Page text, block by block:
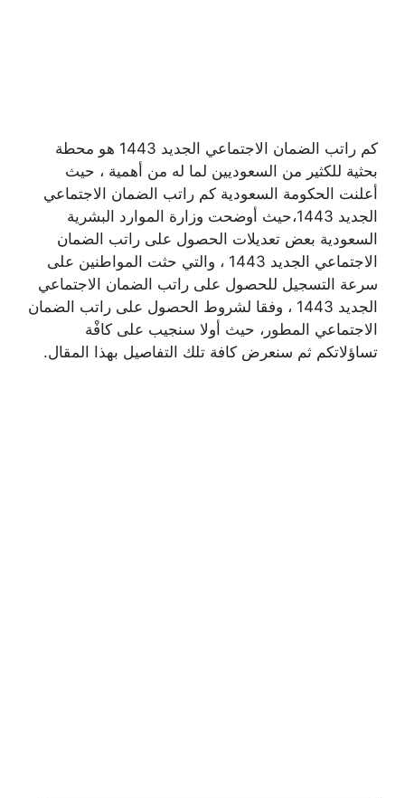
كم راتب الضمان الاجتماعي الجديد 1443 هو محطة
بحثية للكثير من السعوديين لما له من أهمية ، حيث
أعلنت الحكومة السعودية كم راتب الضمان الاجتماعي
الجديد 1443،حيث أوضحت وزارة الموارد البشرية
السعودية بعض تعديلات الحصول على راتب الضمان
الاجتماعي الجديد 1443 ، والتي حثت المواطنين على
سرعة التسجيل للحصول على راتب الضمان الاجتماعي
الجديد 1443 ، وفقا لشروط الحصول على راتب الضمان
الاجتماعي المطور، حيث أولا سنجيب على كافْة
تساؤلاتكم ثم سنعرض كافة تلك التفاصيل بهذا المقال.